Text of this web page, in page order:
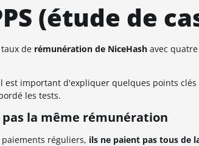
(étude de
de rémunération de NiceHash avec quatre
est important d'expliquer quelques points
les tests.
pas la même rémunération
paiements réguliers, ils ne paient pas tous de